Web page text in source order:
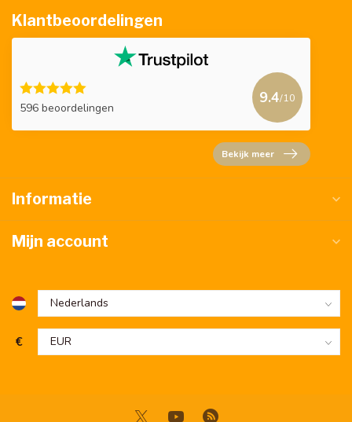
Klantbeoordelingen
596 beoordelingen
9.4/10
Bekijk meer
Informatie
Mijn account
€